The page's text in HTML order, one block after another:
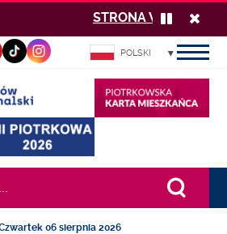
STRONA W Zatrzymaj
POLSKI
06 sierpnia 2026